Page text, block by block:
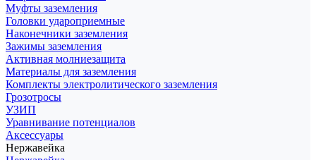
Муфты заземления
Головки удароприемные
Наконечники заземления
Зажимы заземления
Активная молниезащита
Материалы для заземления
Комплекты электролитического заземления
Грозотросы
УЗИП
Уравнивание потенциалов
Аксессуары
Нержавейка